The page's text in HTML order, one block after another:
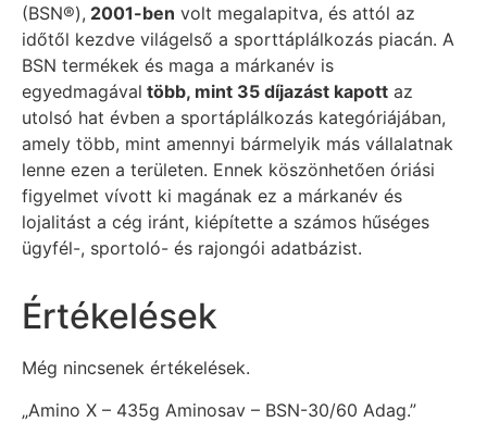
(BSN®), 2001-ben volt megalapitva, és attól az
időtől kezdve világelső a sporttáplálkozás piacán. A
BSN termékek és maga a márkanév is
egyedmagával több, mint 35 díjazást kapott az
utolsó hat évben a sportáplálkozás kategóriájában,
amely több, mint amennyi bármelyik más vállalatnak
lenne ezen a területen. Ennek köszönhetően óriási
figyelmet vívott ki magának ez a márkanév és
lojalitást a cég iránt, kiépítette a számos hűséges
ügyfél-, sportoló- és rajongói adatbázist.
Értékelések
Még nincsenek értékelések.
„Amino X – 435g Aminosav – BSN-30/60 Adag.”